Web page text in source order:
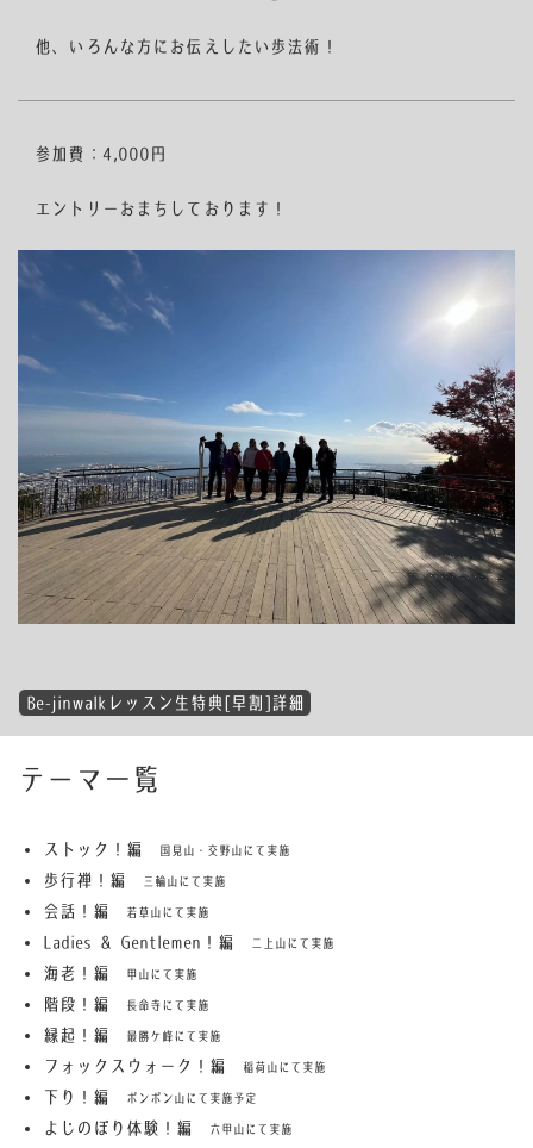
他、いろんな方にお伝えしたい歩法術！
参加費：4,000円
エントリーおまちしております！
Be-jinwalkレッスン生特典[早割]詳細
テーマ一覧
ストック！編 国見山・交野山にて実施
歩行禅！編 三輪山にて実施
会話！編 若草山にて実施
Ladies & Gentlemen！編 二上山にて実施
海老！編 甲山にて実施
階段！編 長命寺にて実施
縁起！編 最勝ケ峰にて実施
フォックスウォーク！編 稲荷山にて実施
下り！編 ポンポン山にて実施予定
よじのぼり体験！編 六甲山にて実施